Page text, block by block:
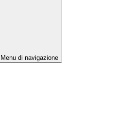
Menu di navigazione